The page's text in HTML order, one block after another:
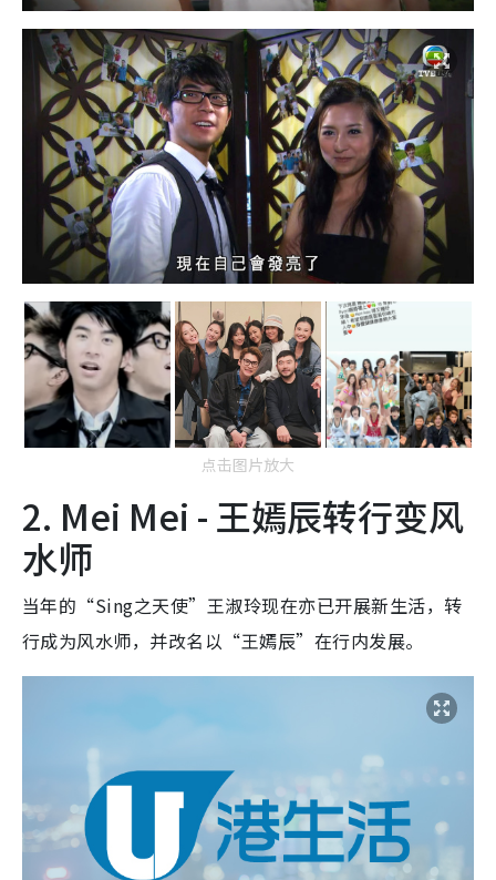
点击图片放大
2. Mei Mei - 王嫣辰转行变风
水师
当年的“Sing之天使”王淑玲现在亦已开展新生活，转
行成为风水师，并改名以“王嫣辰”在行内发展。